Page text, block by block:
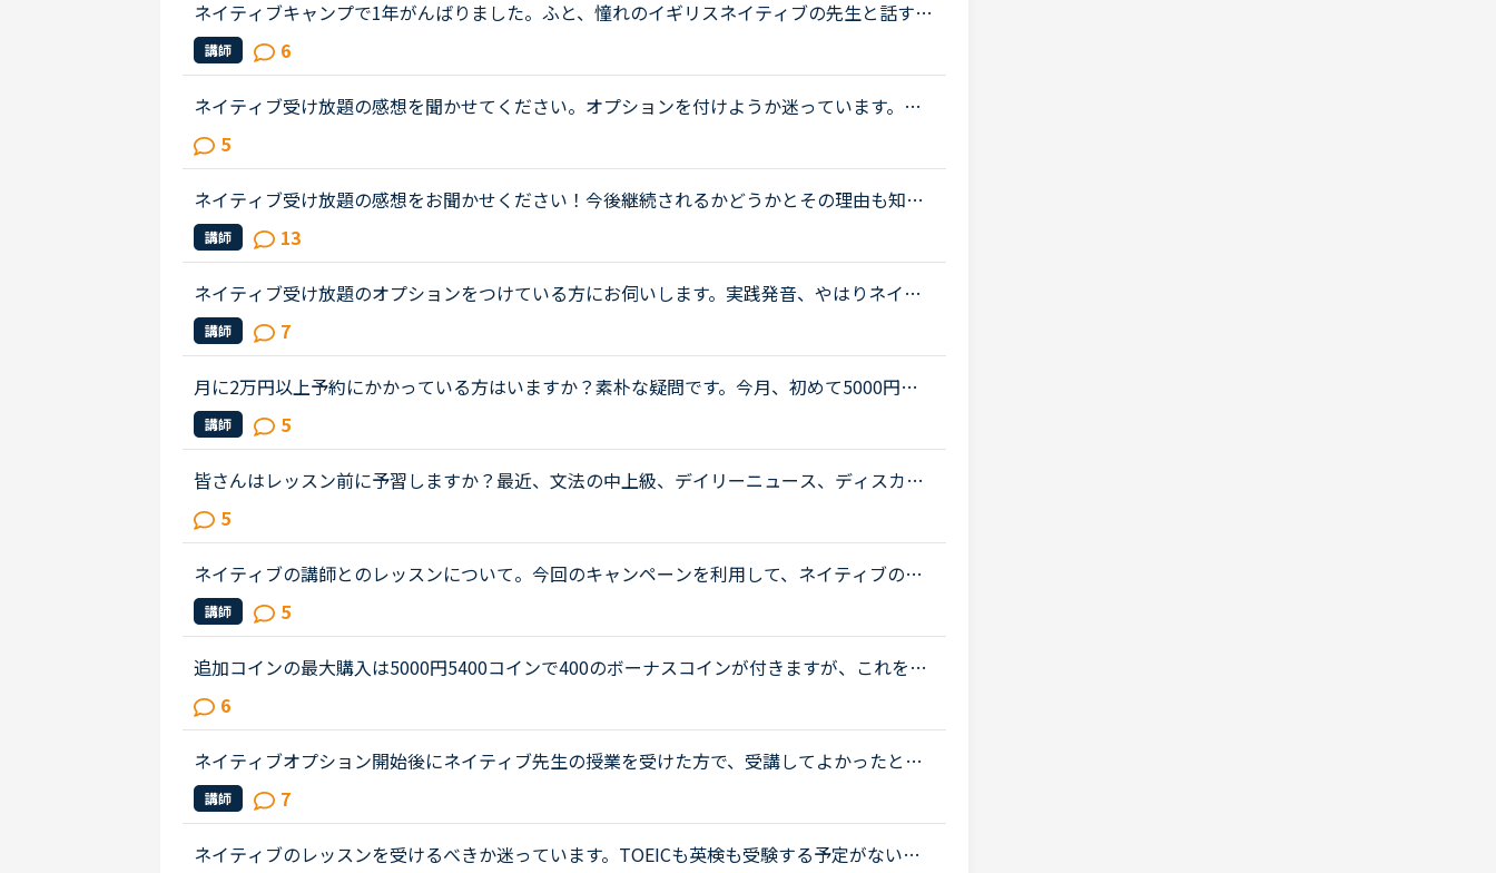
ネイティブキャンプで1年がんばりました。ふと、憧れのイギリスネイティブの先生と話す為
にネイティブ受け放題オプションをつけようかと思いました。そこで試しにどれくらいの方
が「今すぐレッスン」が可能か見て...
講師 6
ネイティブ受け放題の感想を聞かせてください。オプションを付けようか迷っています。
（過去ログも見ましたが、何か月か経ってこのオプションも定着してきたかと思い、質問さ
せていただきます。）本人が上手なの...
5
ネイティブ受け放題の感想をお聞かせください！今後継続されるかどうかとその理由も知り
たいです。ネイティブ受け放題良かった、合わなかったなどまたネイティブ講師ならではの
良さ、やその反対などみなさまの感...
講師 13
ネイティブ受け放題のオプションをつけている方にお伺いします。実践発音、やはりネイテ
ィブの先生で受けると違いますか？他の教材でも、ネイティブとノンネイティブの先生とで
は、はっきりした違いがあるのでし...
講師 7
月に2万円以上予約にかかっている方はいますか？素朴な疑問です。今月、初めて5000円分
のコインを購入しようと思っています。でも、5000円分て、割とすぐになくなりませんか？
私はお気に入りの先生と、カランの息...
講師 5
皆さんはレッスン前に予習しますか？最近、文法の中上級、デイリーニュース、ディスカッ
ション等を受けていますがだんだん内容が難しくなってきて予習がないと不安でレッスンが
受けられません。というか予習して...
5
ネイティブの講師とのレッスンについて。今回のキャンペーンを利用して、ネイティブの講
師とのレッスンを予約したのですが、どの教材でレッスンを受けたらいいか迷っています。
普段は、カラン、スピーキング、デ...
講師 5
追加コインの最大購入は5000円5400コインで400のボーナスコインが付きますが、これをNC
さんに頑張っていただき、ボーナスコインを奮発していただいて10000円、30000円、50000
円の購入枠を作っていただけるとあり...
6
ネイティブオプション開始後にネイティブ先生の授業を受けた方で、受講してよかったとい
うご感想や体験談をご教示いただけないでしょうか。現在、ネイティブ先生については「プ
ラス料金1000円」あるいは「オプシ...
講師 7
ネイティブのレッスンを受けるべきか迷っています。TOEICも英検も受験する予定がないけ